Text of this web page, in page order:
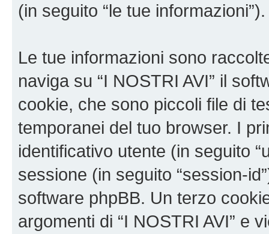
(in seguito “le tue informazioni”).
Le tue informazioni sono
naviga su “I NOSTRI AVI” il
cookie, che sono piccoli file di
temporanei del tuo browser. I
identificativo utente (in seguito
sessione (in seguito “session-
software phpBB. Un terzo
argomenti di “I NOSTRI AVI” e